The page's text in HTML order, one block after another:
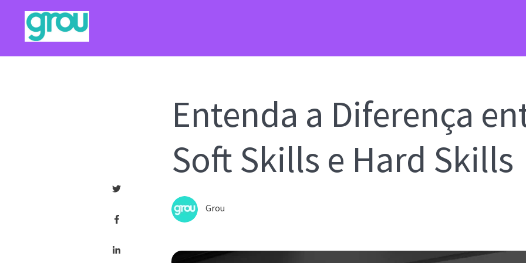
Entenda a Diferença
Soft Skills e Hard Skills
Grou